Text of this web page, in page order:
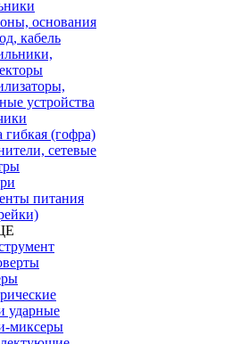
основания
кабель
устройства
гибкая (гофра)
сетевые
питания
ударные
миксеры